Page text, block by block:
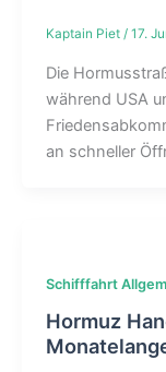
Kaptain Piet / 17.
Die
während USA
an schneller
Schifffahrt
Hormuz